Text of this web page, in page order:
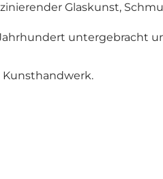
Glaskunst,
untergebracht